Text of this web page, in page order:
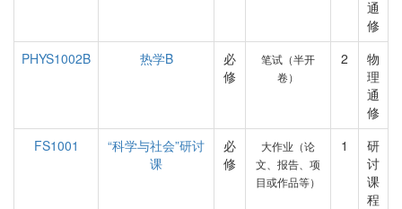
通
修
PHYS1002B
热学B
必
修
笔试（半开
卷）
2
物
理
通
修
FS1001
“科学与社会”研讨
课
必
修
大作业（论
文、报告、项
目或作品等）
1
研
讨
课
程